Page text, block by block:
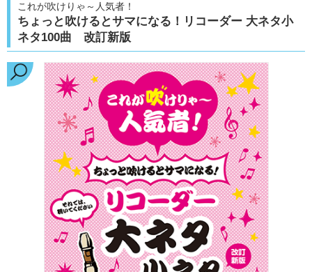
これが吹けりゃ～人気者！
ちょっと吹けるとサマになる！リコーダー 大ネタ小
ネタ100曲 改訂新版